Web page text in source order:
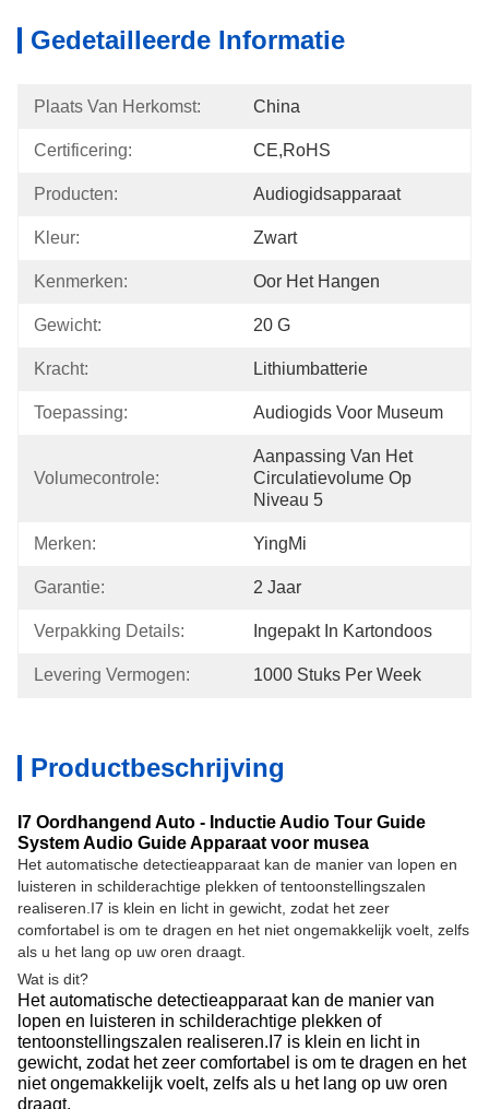
Gedetailleerde Informatie
Plaats Van Herkomst: China
Certificering: CE,RoHS
Producten: Audiogidsapparaat
Kleur: Zwart
Kenmerken: Oor Het Hangen
Gewicht: 20 G
Kracht: Lithiumbatterie
Toepassing: Audiogids Voor Museum
Volumecontrole:
Aanpassing Van Het
Circulatievolume Op
Niveau 5
Merken: YingMi
Garantie: 2 Jaar
Verpakking Details: Ingepakt In Kartondoos
Levering Vermogen: 1000 Stuks Per Week
Productbeschrijving
I7 Oordhangend Auto - Inductie Audio Tour Guide
System Audio Guide Apparaat voor musea
Het automatische detectieapparaat kan de manier van lopen en
luisteren in schilderachtige plekken of tentoonstellingszalen
realiseren.I7 is klein en licht in gewicht, zodat het zeer
comfortabel is om te dragen en het niet ongemakkelijk voelt, zelfs
als u het lang op uw oren draagt.
Wat is dit?
Het automatische detectieapparaat kan de manier van
lopen en luisteren in schilderachtige plekken of
tentoonstellingszalen realiseren.I7 is klein en licht in
gewicht, zodat het zeer comfortabel is om te dragen en het
niet ongemakkelijk voelt, zelfs als u het lang op uw oren
draagt.